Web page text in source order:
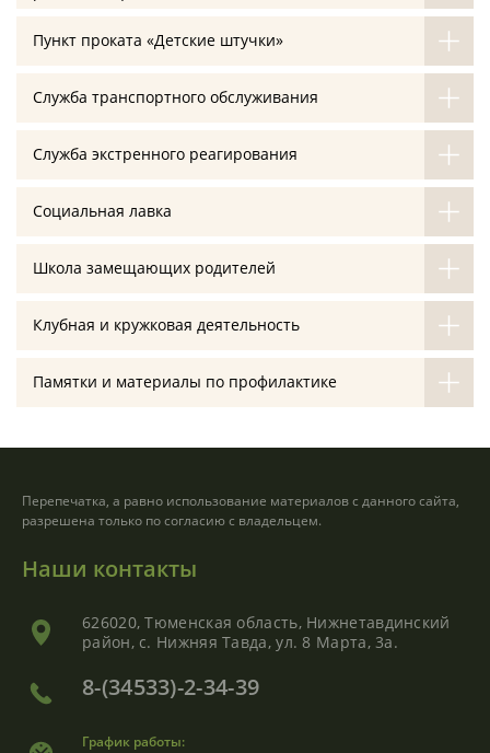
Пункт проката «Детские штучки»
Служба транспортного обслуживания
Служба экстренного реагирования
Социальная лавка
Школа замещающих родителей
Клубная и кружковая деятельность
Памятки и материалы по профилактике
Перепечатка, а равно использование материалов с данного сайта,
разрешена только по согласию с владельцем.
Наши контакты
626020, Тюменская область, Нижнетавдинский
район, с. Нижняя Тавда, ул. 8 Марта, 3а.
8-(34533)-2-34-39
График работы: